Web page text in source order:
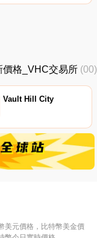
格_VHC交易所 (00)
Vault Hill City
美元價格，比特幣美金價